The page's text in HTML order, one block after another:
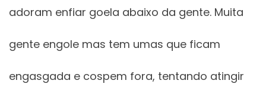
adoram enfiar goela abaixo da gente. Muita
gente engole mas tem umas que ficam
engasgada e cospem fora, tentando atingir